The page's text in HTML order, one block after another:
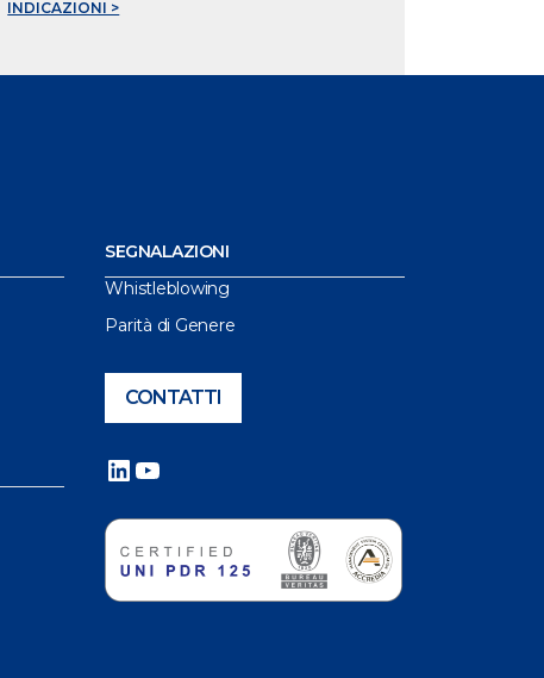
INDICAZIONI >
SEGNALAZIONI
Whistleblowing
Parità di Genere
CONTATTI
LinkedIn
YouTube